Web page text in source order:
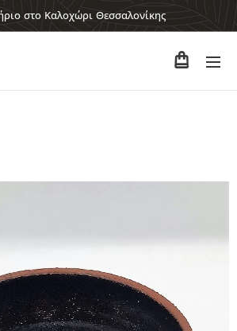
στο Καλοχώρι Θεσσαλονίκης